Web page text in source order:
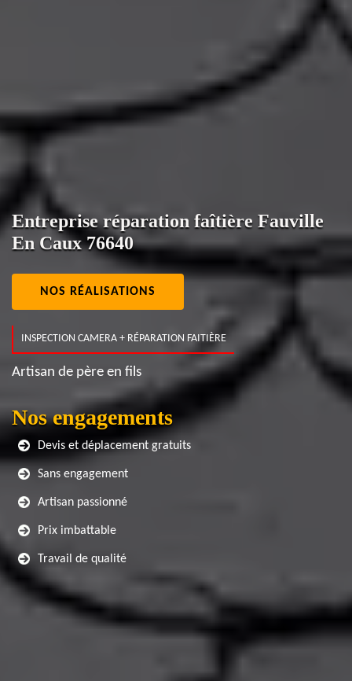
Entreprise réparation faîtière Fauville
En Caux 76640
NOS RÉALISATIONS
INSPECTION CAMERA + RÉPARATION FAITIÈRE
Artisan de père en fils
Nos engagements
Devis et déplacement gratuits
Sans engagement
Artisan passionné
Prix imbattable
Travail de qualité